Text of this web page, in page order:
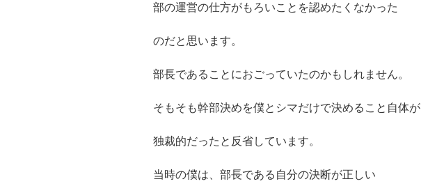
部の運営の仕方がもろいことを認めたくなかった
のだと思います。
部長であることにおごっていたのかもしれません。
そもそも幹部決めを僕とシマだけで決めること自体が
独裁的だった と反省しています。
当時の僕は、部長である自分の決断が正しい